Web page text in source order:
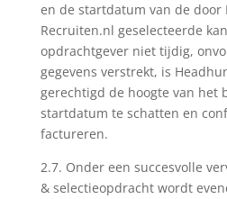
en de startdatum van de
Recruiten.nl geselecteerde
opdrachtgever niet tijdig,
gegevens verstrekt, is
gerechtigd de hoogte van het
startdatum te schatten en
factureren.
2.7. Onder een succesvolle
& selectieopdracht wordt